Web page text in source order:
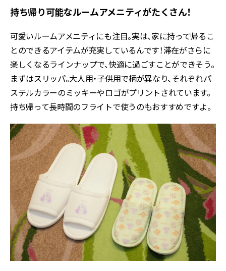
持ち帰り可能なルームアメニティがたくさん！
可愛いルームアメニティにも注目。実は、家に持って帰るこ
とのできるアイテムが充実しているんです！滞在がさらに
楽しくなるラインナップで、快適に過ごすことができそう。
まずはスリッパ。大人用・子供用で柄が異なり、それぞれパ
ステルカラーのミッキーやロゴがプリントされています。
持ち帰って長時間のフライトで使うのもおすすめですよ。